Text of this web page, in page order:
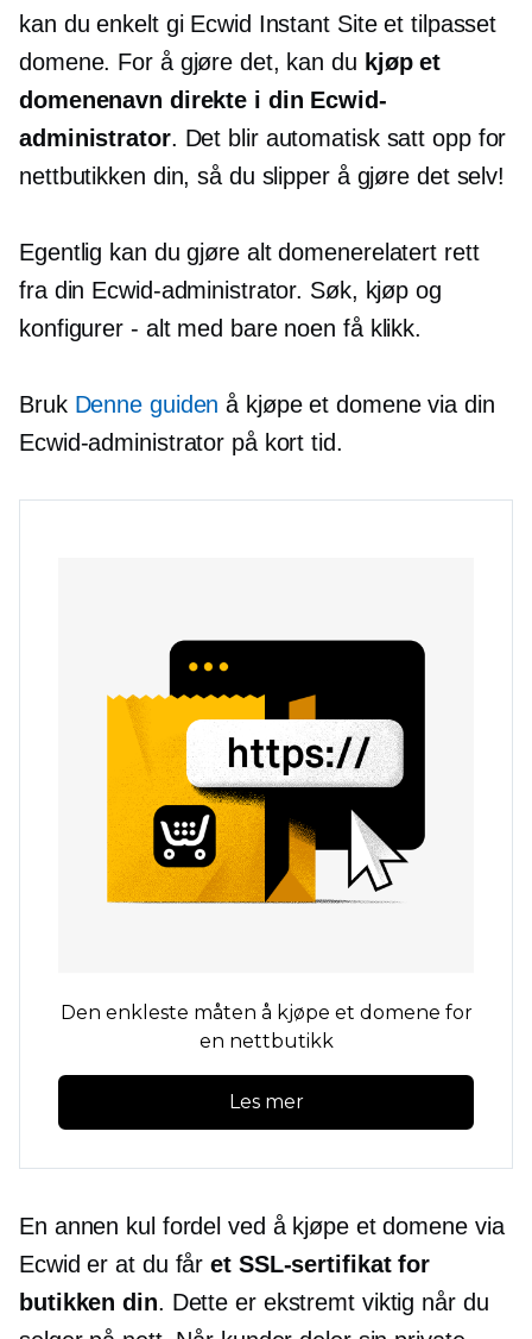
kan du enkelt gi Ecwid Instant Site et tilpasset
domene. For å gjøre det, kan du kjøp et
domenenavn direkte i din Ecwid-
administrator. Det blir automatisk satt opp for
nettbutikken din, så du slipper å gjøre det selv!
Egentlig kan du gjøre altdomenerelatert rett
fra din Ecwid-administrator. Søk, kjøp og
konfigurer - alt med bare noen få klikk.
Bruk Denne guiden å kjøpe et domene via din
Ecwid-administrator på kort tid.
Den enkleste måten å kjøpe et domene for
en nettbutikk
Les mer
En annen kul fordel ved å kjøpe et domene via
Ecwid er at du fåret SSL-sertifikat for
butikken din. Dette er ekstremt viktig når du